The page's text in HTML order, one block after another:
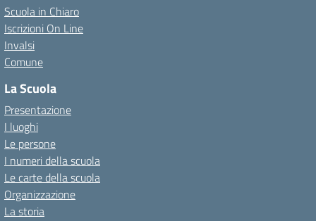
Scuola in Chiaro
Iscrizioni On Line
Invalsi
Comune
La Scuola
Presentazione
I luoghi
Le persone
I numeri della scuola
Le carte della scuola
Organizzazione
La storia